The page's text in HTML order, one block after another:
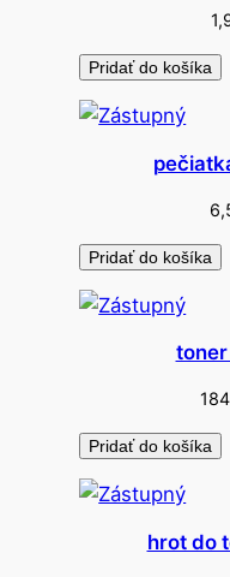
m
Pridať do košíka
Pridať do košíka
toner
Pridať do košíka
hrot do